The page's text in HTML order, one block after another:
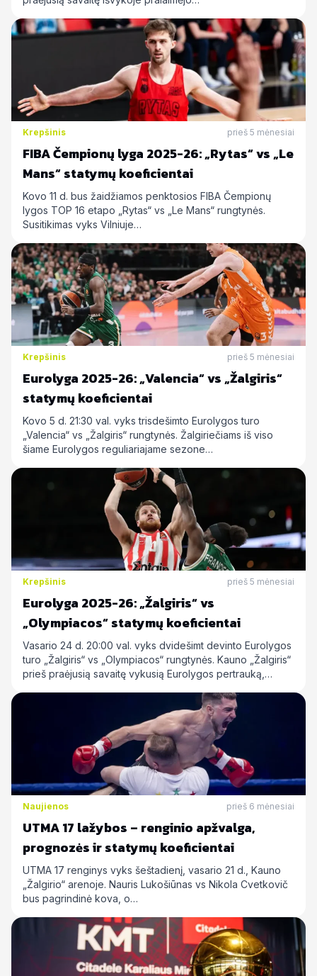
Krepšinis prieš 5 mėnesiai
FIBA Čempionų lyga 2025-26: „Rytas“ vs „Le
Mans“ statymų koeficientai
Kovo 11 d. bus žaidžiamos penktosios FIBA Čempionų
lygos TOP 16 etapo „Rytas“ vs „Le Mans“ rungtynės.
Susitikimas vyks Vilniuje…
Krepšinis prieš 5 mėnesiai
Eurolyga 2025-26: „Valencia“ vs „Žalgiris“
statymų koeficientai
Kovo 5 d. 21:30 val. vyks trisdešimto Eurolygos turo
„Valencia“ vs „Žalgiris“ rungtynės. Žalgiriečiams iš viso
šiame Eurolygos reguliariajame sezone…
Krepšinis prieš 5 mėnesiai
Eurolyga 2025-26: „Žalgiris“ vs
„Olympiacos“ statymų koeficientai
Vasario 24 d. 20:00 val. vyks dvidešimt devinto Eurolygos
turo „Žalgiris“ vs „Olympiacos“ rungtynės. Kauno „Žalgiris“
prieš praėjusią savaitę vykusią Eurolygos pertrauką,…
Naujienos prieš 6 mėnesiai
UTMA 17 lažybos – renginio apžvalga,
prognozės ir statymų koeficientai
UTMA 17 renginys vyks šeštadienį, vasario 21 d., Kauno
„Žalgirio“ arenoje. Nauris Lukošiūnas vs Nikola Cvetkovič
bus pagrindinė kova, o…